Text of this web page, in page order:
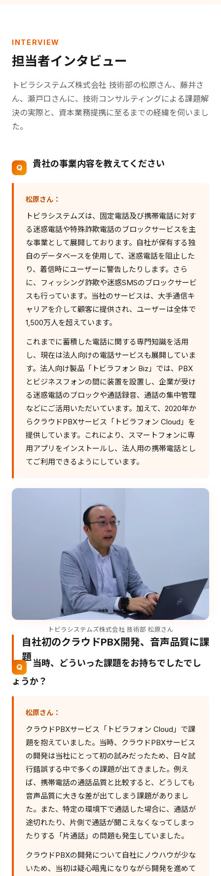
INTERVIEW
担当者インタビュー
トビラシステムズ株式会社 技術部の松原さん、藤井さ
ん、瀬戸口さんに、技術コンサルティングによる課題解
決の実際と、資本業務提携に至るまでの経緯を伺いまし
た。
貴社の事業内容を教えてください
松原さん：
トビラシステムズは、固定電話及び携帯電話に対す
る迷惑電話や特殊詐欺電話のブロックサービスを主
な事業として展開しております。自社が保有する独
自のデータベースを使用して、迷惑電話を阻止した
り、着信時にユーザーに警告したりします。さら
に、フィッシング詐欺や迷惑SMSのブロックサービ
スも行っています。当社のサービスは、大手通信キ
ャリアを介して顧客に提供され、ユーザーは全体で
1,500万人を超えています。
これまでに蓄積した電話に関する専門知識を活用
し、現在は法人向けの電話サービスも展開していま
す。法人向け製品「トビラフォン Biz」では、PBX
とビジネスフォンの間に装置を設置し、企業が受け
る迷惑電話のブロックや通話録音、通話の集中管理
などにご活用いただいています。加えて、2020年か
らクラウドPBXサービス「トビラフォン Cloud」を
提供しています。これにより、スマートフォンに専
用アプリをインストールし、法人用の携帯電話とし
てご利用できるようにしています。
トビラシステムズ株式会社 技術部 松原さん
自社初のクラウドPBX開発、音声品質に課
題
当時、どういった課題をお持ちでしたでし
ょうか？
松原さん：
クラウドPBXサービス「トビラフォン Cloud」で課
題を抱えていました。当時、クラウドPBXサービス
の開発は当社にとって初の試みだったため、日々試
行錯誤する中で多くの課題が出てきました。例え
ば、携帯電話の通話品質と比較すると、どうしても
音声品質に大きな差が出てしまう課題がありまし
た。また、特定の環境下で通話した場合に、通話が
途切れたり、片側で通話が聞こえなくなってしまっ
たりする「片通話」の問題も発生していました。
クラウドPBXの開発について自社にノウハウが少な
いため、当初は疑心暗鬼になりながら開発を進めて